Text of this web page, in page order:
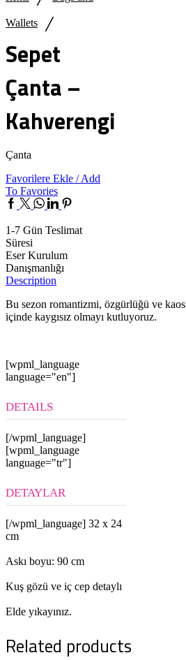
Wallets /
Sepet
Çanta –
Kahverengi
Çanta
Favorilere Ekle / Add
To Favories
Facebook
Twitter
Whatsapp
Linkedin
Pinterest
1-7 Gün Teslimat
Süresi
Eser Kurulum
Danışmanlığı
Description
Bu sezon romantizmi, özgürlüğü ve kaos
içinde kaygısız olmayı kutluyoruz.
[wpml_language
language="en"]
DETAILS
[/wpml_language]
[wpml_language
language="tr"]
DETAYLAR
[/wpml_language] 32 x 24
cm
Askı boyu: 90 cm
Kuş gözü ve iç cep detaylı
Elde yıkayınız.
Related products